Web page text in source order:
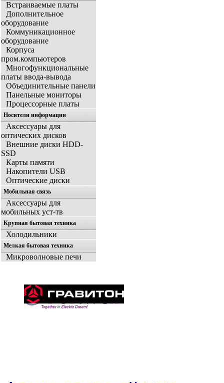
Встраиваемые платы
Дополнительное
оборудование
Коммуникационное
оборудование
Корпуса
пром.компьютеров
Многофункциональные
платы ввода-вывода
Объединительные панели
Панельные мониторы
Процессорные платы
Носители информации
Аксессуары для
оптических дисков
Внешние диски HDD-
SSD
Карты памяти
Накопители USB
Оптические диски
Мобильная связь
Аксессуары для
мобильных уст-тв
Крупная бытовая техника
Холодильники
Мелкая бытовая техника
Микроволновые печи